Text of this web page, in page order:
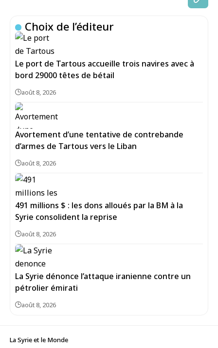
Choix de l’éditeur
Le port de Tartous accueille trois navires avec à
bord 29000 têtes de bétail
août 8, 2026
Avortement d’une tentative de contrebande
d’armes de Tartous vers le Liban
août 8, 2026
491 millions $ : les dons alloués par la BM à la
Syrie consolident la reprise
août 8, 2026
La Syrie dénonce l’attaque iranienne contre un
pétrolier émirati
août 8, 2026
La Syrie et le Monde